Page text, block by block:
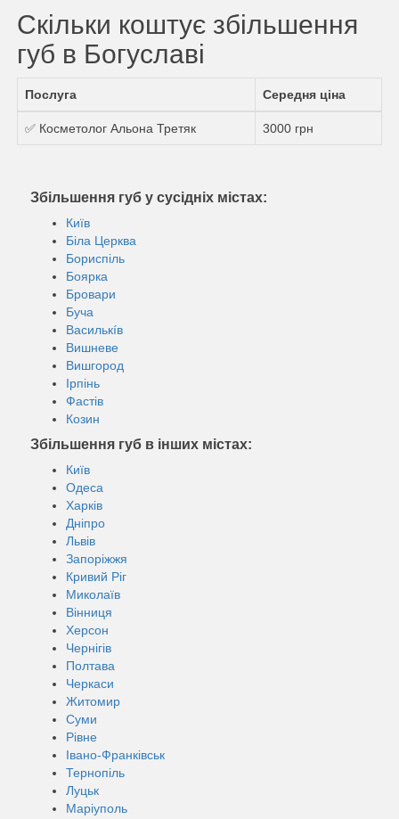
Скільки коштує збільшення
губ в Богуславі
Послуга Середня ціна
✅ Косметолог Альона Третяк 3000 грн
Збільшення губ у сусідніх містах:
Київ
Біла Церква
Бориспіль
Боярка
Бровари
Буча
Василькíв
Вишневе
Вишгород
Ірпінь
Фастів
Козин
Збільшення губ в інших містах:
Київ
Одеса
Харків
Дніпро
Львів
Запоріжжя
Кривий Ріг
Миколаїв
Вінниця
Херсон
Чернігів
Полтава
Черкаси
Житомир
Суми
Рівне
Івано-Франківськ
Тернопіль
Луцьк
Маріуполь